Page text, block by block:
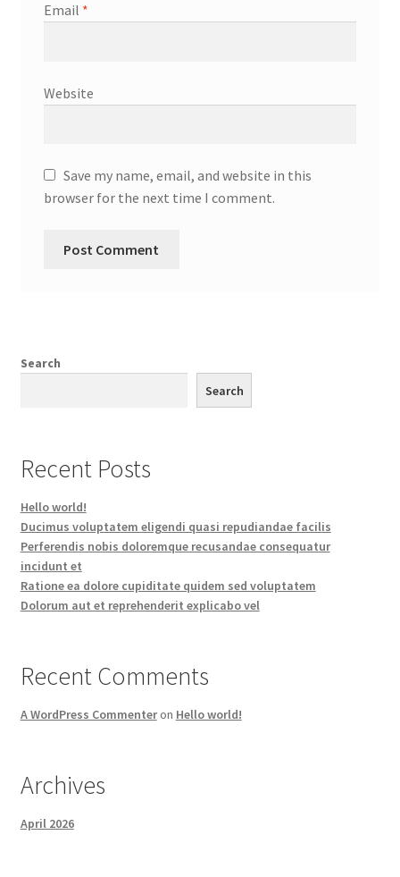
Email *
Website
Save my name, email, and website in this
browser for the next time I comment.
Search
Search
Recent Posts
Hello world!
Ducimus voluptatem eligendi quasi repudiandae facilis
Perferendis nobis doloremque recusandae consequatur
incidunt et
Ratione ea dolore cupiditate quidem sed voluptatem
Dolorum aut et reprehenderit explicabo vel
Recent Comments
A WordPress Commenteron Hello world!
Archives
April 2026